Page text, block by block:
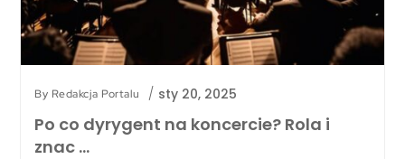
By Redakcja Portalu / sty 20, 2025
Po co dyrygent na koncercie? Rola i
znac …